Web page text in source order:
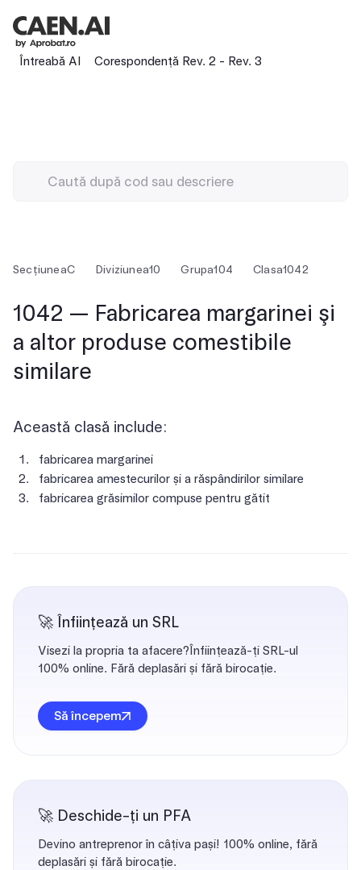
Întreabă AI Corespondență Rev. 2 - Rev. 3
SecțiuneaC Diviziunea10 Grupa104 Clasa1042
1042 — Fabricarea margarinei şi
a altor produse comestibile
similare
Această clasă include:
fabricarea margarinei
fabricarea amestecurilor și a răspândirilor similare
fabricarea grăsimilor compuse pentru gătit
🚀 Înființează un SRL
Visezi la propria ta afacere?Înființează-ți SRL-ul
100% online. Fără deplasări și fără birocație.
Să începem
🚀 Deschide-ți un PFA
Devino antreprenor în câțiva pași! 100% online, fără
deplasări și fără birocație.